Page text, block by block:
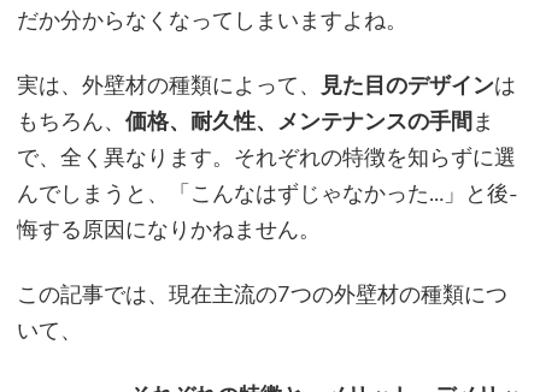
だか分からなくなってしまいますよね。
実は、外壁材の種類によって、 見た目のデザインは
もちろん、 価格、耐久性、メンテナンスの手間ま
で、全く異なります。それぞれの特徴を知らずに選
んでしまうと、「こんなはずじゃなかった…」と後-
悔する原因になりかねません。
この記事では、現在主流の7つの外壁材の種類につ
いて、